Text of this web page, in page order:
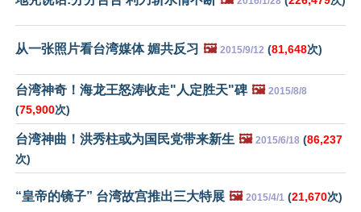
从一张照片看台湾媒体 媚共反习 🖼️ 2015/9/12 (81,648次)
台湾神奇！海龙王怒涛收走"人定胜天"碑 🖼️ 2015/8/8
(75,900次)
台湾神曲！洪秀柱或为国民党带来新生 🖼️ 2015/6/18 (86,237
次)
“皇帝的镜子” 台湾故宫推出三大特展 🖼️ 2015/4/1 (21,670次)